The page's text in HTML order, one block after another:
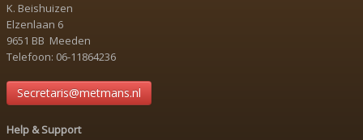
K. Beishuizen
Elzenlaan 6
9651 BB Meeden
Telefoon: 06-11864236
Secretaris@metmans.nl
Help & Support